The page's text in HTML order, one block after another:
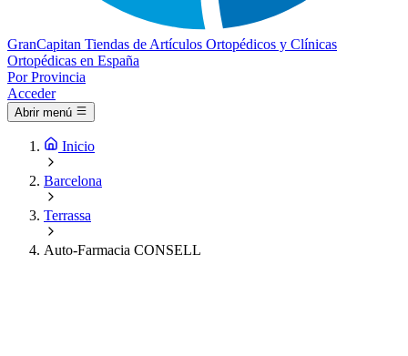
GranCapitan Tiendas de Artículos Ortopédicos y Clínicas
Ortopédicas en España
Por Provincia
Acceder
Abrir menú
Inicio
Barcelona
Terrassa
Auto-Farmacia CONSELL